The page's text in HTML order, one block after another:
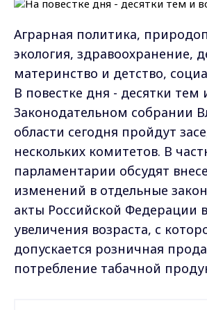
Аграрная политика,
экология, здравоохранение,
материнство и детство,
В повестке дня - десятки
Законодательном собрании
области сегодня пройдут
нескольких комитетов. В
парламентарии обсудят
изменений в отдельные
акты Российской Федерации
увеличения возраста, с
допускается розничная
потребление табачной